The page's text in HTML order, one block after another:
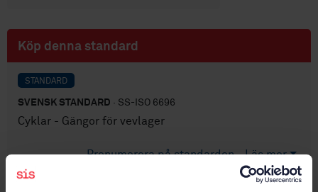
Köp denna standard
STANDARD
SVENSK STANDARD · SS-ISO 6696
Cyklar - Gängor för vevlager
Prenumerera på standarden - Läs mer
Pris:943 SEK